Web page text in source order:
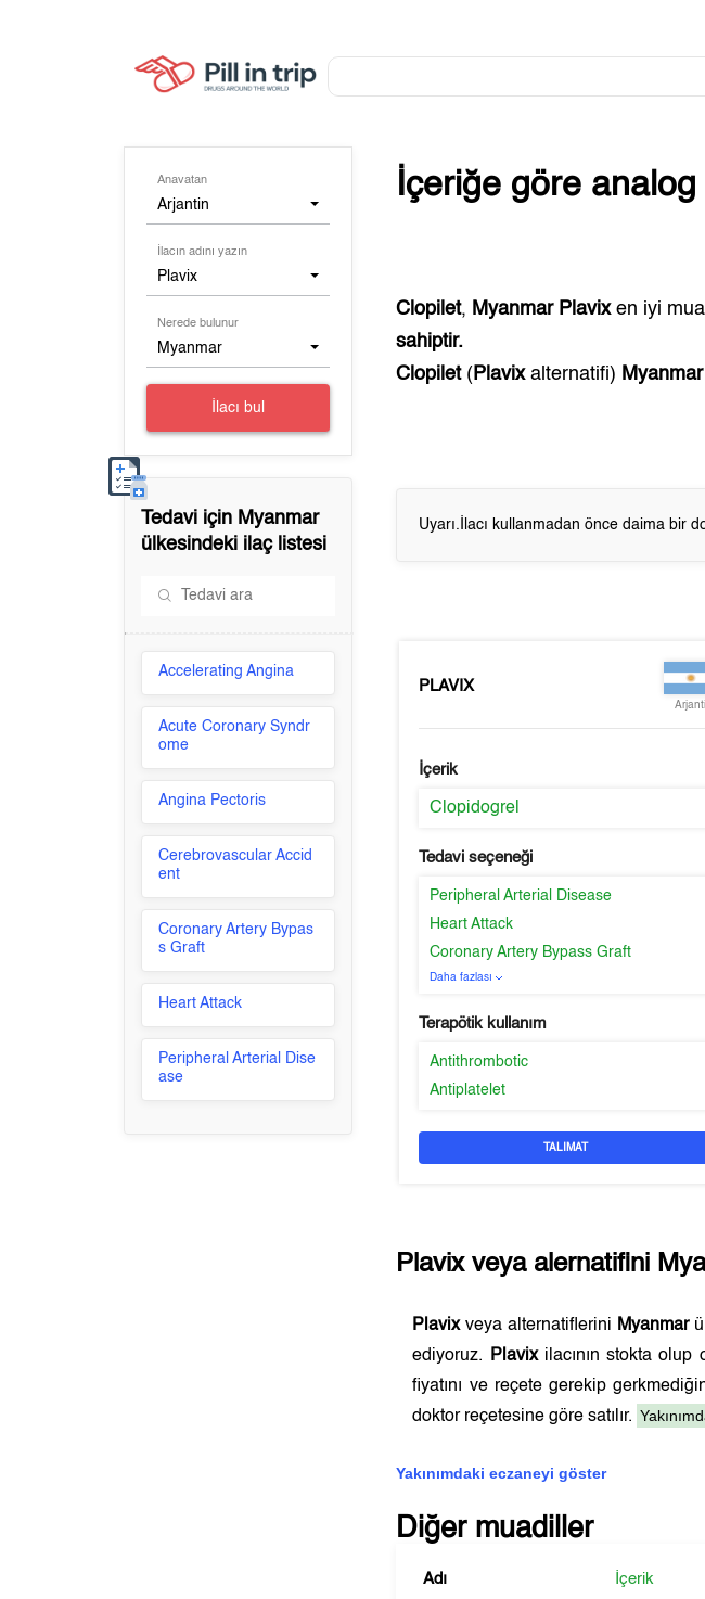
Anavatan
Arjantin
İlacın adını yazın
Plavix
Nerede bulunur
Myanmar
İlacı bul
Tedavi için Myanmar
ülkesindeki ilaç listesi
Accelerating Angina
Acute Coronary Syndr
ome
Angina Pectoris
Cerebrovascular Accid
ent
Coronary Artery Bypas
s Graft
Heart Attack
Peripheral Arterial Dise
ase
İçeriğe göre analog
Clopilet, Myanmar Plavixen iyi
sahiptir.
Clopilet( Plavixalternatifi) Myanmar
Uyarı.İlacı kullanmadan önce daima bir
PLAVIX
İçerik
Clopidogrel
Tedavi seçeneği
Peripheral Arterial Disease
Heart Attack
Coronary Artery Bypass Graft
Daha fazlası
Terapötik kullanım
Antithrombotic
Antiplatelet
TALIMAT
Plavixveya alernatifini
Plavixveya alternatiflerini Myanmar
ediyoruz.
Plavixilacının stokta olup
fiyatını ve reçete gerekip
doktor reçetesine göre satılır.
Yakınımdaki eczaneyi göster
Diğer muadiller
Adı İçerik